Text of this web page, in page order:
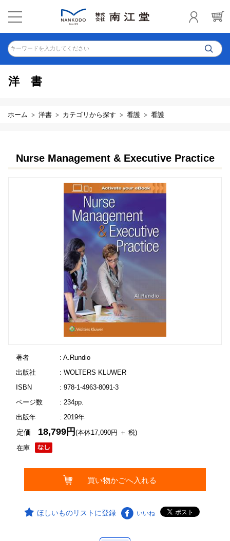
キーワードを入力してください
洋書
ホーム 洋書 カテゴリから探す 看護 看護
Nurse Management & Executive Practice
著者
: A.Rundio
出版社
: WOLTERS KLUWER
ISBN
: 978-1-4963-8091-3
ページ数
: 234pp.
出版年
: 2019年
在庫
定価 18,799円(本体17,090円 ＋ 税)
ほしいものリストに登録 いいね